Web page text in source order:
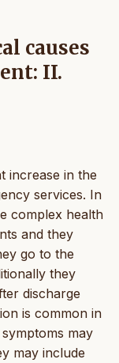
causes
II.
increase in the
services. In
complex health
and they
go to the
they
discharge
is common in
may
may include